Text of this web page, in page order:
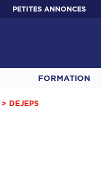
PETITES ANNONCES
FORMATION
> DEJEPS